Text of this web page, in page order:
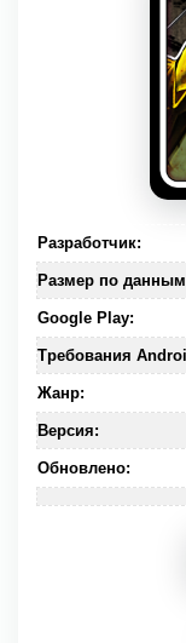
Разработчик:
Размер по
Google Play:
Требования
Жанр:
Версия:
Обновлено: